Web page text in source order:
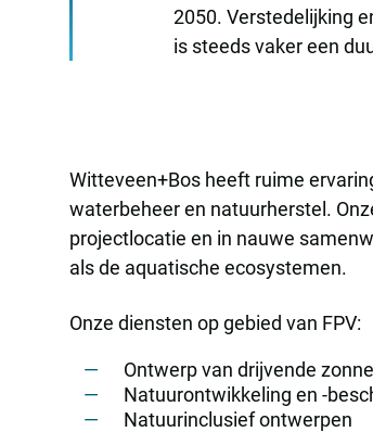
2050. Verstedelijking
is steeds vaker een
Witteveen+Bos heeft ruime
waterbeheer en natuurherstel.
projectlocatie en in nauwe
als de aquatische ecosystemen.
Onze diensten op gebied van FPV:
Ontwerp van drijvende
Natuurontwikkeling en -
Natuurinclusief ontwerpen